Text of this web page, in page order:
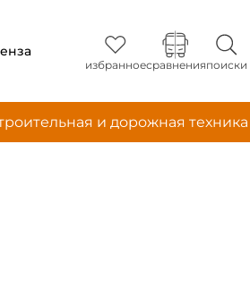
избранноесравненияпоиски
и дорожная техника